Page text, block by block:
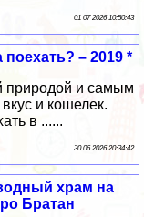
01 07 2026 10:50:43
– 2019 *
природой и самым
и кошелек.
в ......
30 06 2026 20:34:42
храм на
Братан